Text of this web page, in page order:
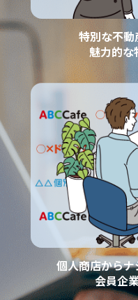
特別な不動
魅力的な
個人商店からナ
会員企